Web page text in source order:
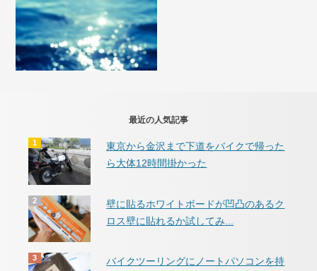
最近の人気記事
東京から金沢まで下道をバイクで帰った
ら大体12時間掛かった
壁に貼るホワイトボードが凹凸のあるク
ロス壁に貼れるか試してみ...
バイクツーリングにノートパソコンを持